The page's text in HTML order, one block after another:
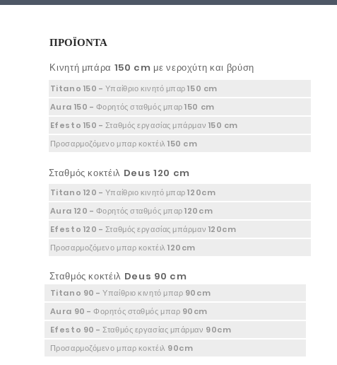
ΠΡΟΪΟΝΤΑ
Κινητή μπάρα 150 cm με νεροχύτη και βρύση
Titano 150 - Υπαίθριο κινητό μπαρ 150 cm
Aura 150 - Φορητός σταθμός μπαρ 150 cm
Efesto 150 - Σταθμός εργασίας μπάρμαν 150 cm
Προσαρμοζόμενο μπαρ κοκτέιλ 150 cm
Σταθμός κοκτέιλ Deus 120 cm
Titano 120 - Υπαίθριο κινητό μπαρ 120cm
Aura 120 - Φορητός σταθμός μπαρ 120cm
Efesto 120 - Σταθμός εργασίας μπάρμαν 120cm
Προσαρμοζόμενο μπαρ κοκτέιλ 120cm
Σταθμός κοκτέιλ Deus 90 cm
Titano 90 - Υπαίθριο κινητό μπαρ 90cm
Aura 90 - Φορητός σταθμός μπαρ 90cm
Efesto 90 - Σταθμός εργασίας μπάρμαν 90cm
Προσαρμοζόμενο μπαρ κοκτέιλ 90cm